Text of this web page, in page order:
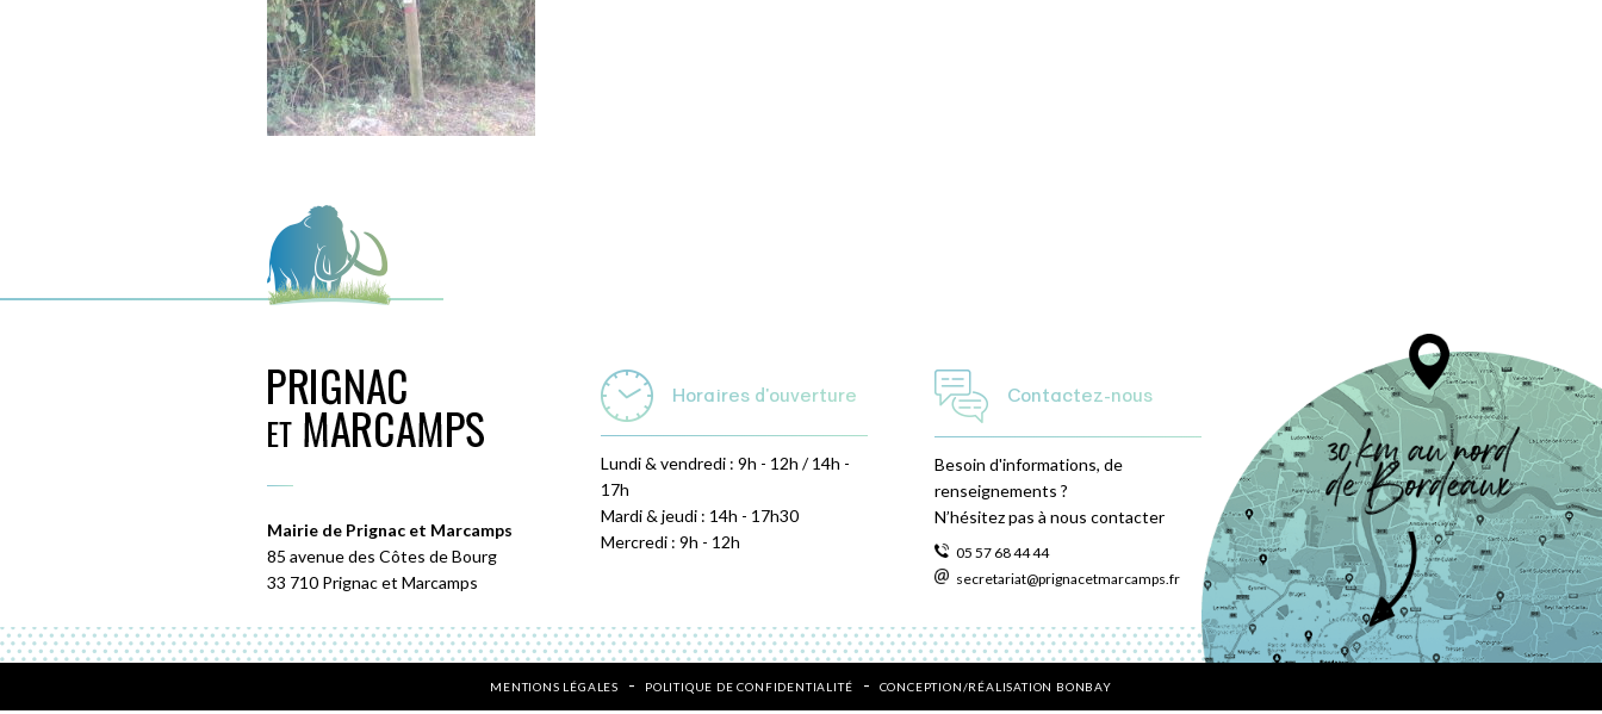
Mairie de Prignac et Marcamps
85 avenue des Côtes de Bourg
33 710 Prignac et Marcamps
Horaires d'ouverture
Lundi & vendredi : 9h - 12h / 14h -
17h
Mardi & jeudi : 14h - 17h30
Mercredi : 9h - 12h
Contactez-nous
Besoin d'informations, de
renseignements ?
N’hésitez pas à nous contacter
05 57 68 44 44
secretariat@prignacetmarcamps.fr
MENTIONS LÉGALES POLITIQUE DE CONFIDENTIALITÉ CONCEPTION/RÉALISATION BONBAY